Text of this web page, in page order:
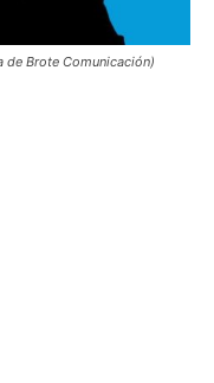
de Brote Comunicación)